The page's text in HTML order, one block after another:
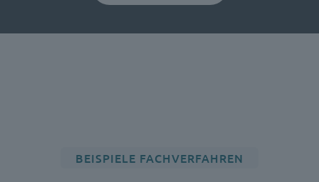
BEISPIELE FACHVERFAHREN